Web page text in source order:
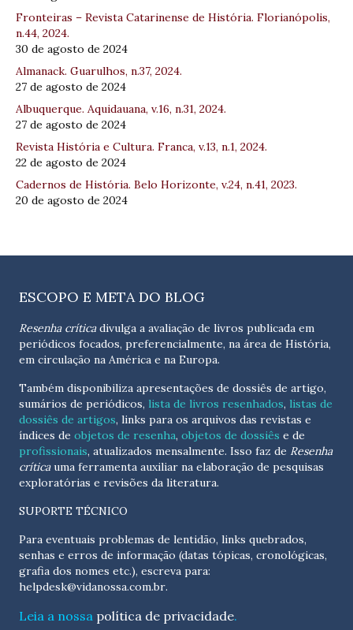
Fronteiras – Revista Catarinense de História. Florianópolis,
n.44, 2024.
30 de agosto de 2024
Almanack. Guarulhos, n.37, 2024.
27 de agosto de 2024
Albuquerque. Aquidauana, v.16, n.31, 2024.
27 de agosto de 2024
Revista História e Cultura. Franca, v.13, n.1, 2024.
22 de agosto de 2024
Cadernos de História. Belo Horizonte, v.24, n.41, 2023.
20 de agosto de 2024
ESCOPO E META DO BLOG
Resenha críticadivulga a avaliação de livros publicada em
periódicos focados, preferencialmente, na área de História,
em circulação na América e na Europa.
Também disponibiliza apresentações de dossiês de artigo,
sumários de periódicos, lista de livros resenhados, listas de
dossiês de artigos, links para os arquivos das revistas e
índices de objetos de resenha, objetos de dossiês e de
profissionais, atualizados mensalmente. Isso faz de Resenha
críticauma ferramenta auxiliar na elaboração de pesquisas
exploratórias e revisões da literatura.
SUPORTE TÉCNICO
Para eventuais problemas de lentidão, links quebrados,
senhas e erros de informação (datas tópicas, cronológicas,
helpdesk@vidanossa.com.br.
Leia a nossa política de privacidade.